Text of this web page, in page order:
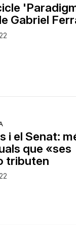
Gabriel
i el Senat:
que «ses
tributen